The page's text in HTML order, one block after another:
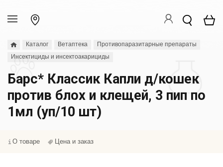
Каталог Ветаптека
Противопаразитарные препараты
Инсектициды и инсектоакарициды
Барс* Классик Капли д/кошек
против блох и клещей, 3 пип по
1мл (уп/10 шт)
О товаре Цена и заказ